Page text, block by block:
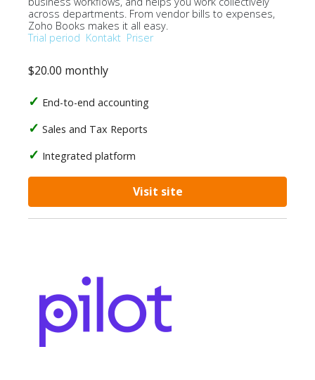
across departments. From vendor bills to expenses,
Zoho Books makes it all easy.
Trial period Kontakt Priser
$20.00 monthly
End-to-end accounting
Sales and Tax Reports
Integrated platform
Visit site